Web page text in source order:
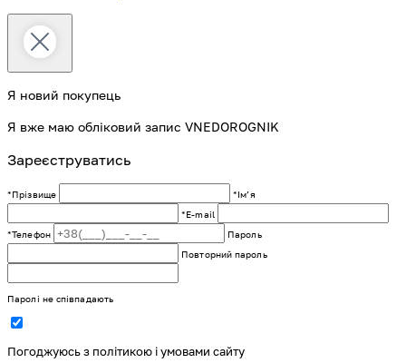
Я новий покупець
Я вже маю обліковий запис VNEDOROGNIK
Зареєструватись
*Прізвище
*Імʼя
*E-mail
*Телефон
Пароль
Повторний пароль
Паролі не співпадають
Погоджуюсь з політикою і умовами сайту